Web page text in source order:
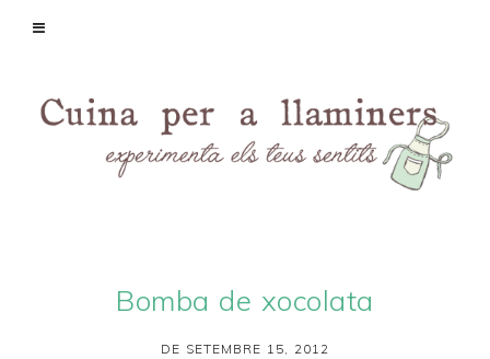
Bomba de xocolata
DE SETEMBRE 15, 2012